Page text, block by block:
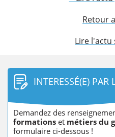
Retour
Lire l'actu
INTERESSÉ(E) PAR
Demandez des
formations et métiers du
formulaire ci-dessous !